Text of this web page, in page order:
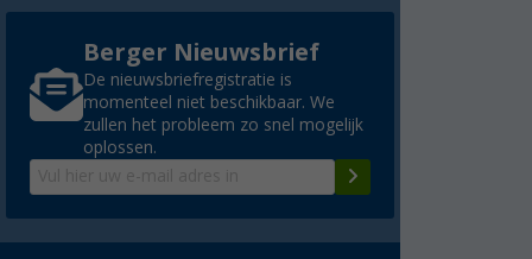
Berger Nieuwsbrief
De nieuwsbriefregistratie is
momenteel niet beschikbaar. We
zullen het probleem zo snel mogelijk
oplossen.